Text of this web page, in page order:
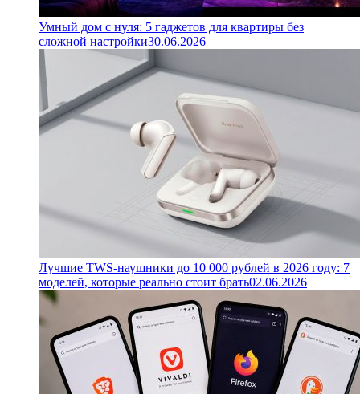
Умный дом с нуля: 5 гаджетов для квартиры без
сложной настройки30.06.2026
Лучшие TWS-наушники до 10 000 рублей в 2026 году: 7
моделей, которые реально стоит брать02.06.2026